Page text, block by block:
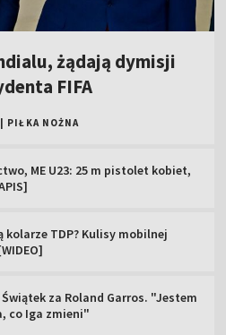
żądają dymisji
FIFA
PIŁKA NOŻNA
ME U23: 25 m pistolet kobiet,
kolarze TDP? Kulisy mobilnej
Świątek za Roland Garros. "Jestem
co Iga zmieni"